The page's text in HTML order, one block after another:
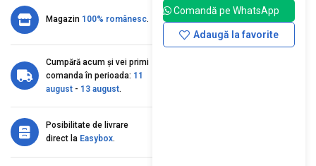
Magazin 100% românesc.
Cumpără acum și vei primi
comanda în perioada: 11
august - 13 august.
Posibilitate de livrare
direct la Easybox.
Comandă pe WhatsApp
Adaugă la favorite